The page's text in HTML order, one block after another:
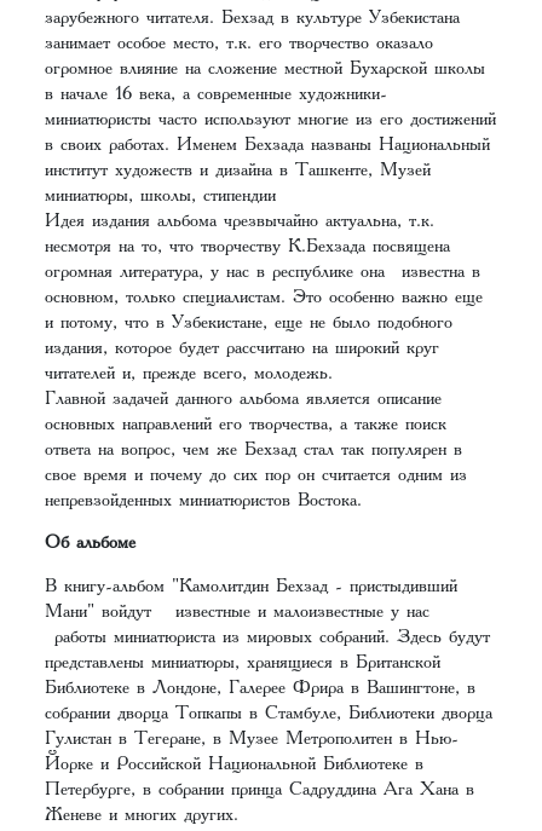
зарубежного читателя. Бехзад в культуре Узбекистана
занимает особое место, т.к. его творчество оказало
огромное влияние на сложение местной Бухарской школы
в начале 16 века, а современные художники-
миниатюристы часто используют многие из его достижений
в своих работах. Именем Бехзада названы Национальный
институт художеств и дизайна в Ташкенте, Музей
миниатюры, школы, стипендии
Идея издания альбома чрезвычайно актуальна, т.к.
несмотря на то, что творчеству К.Бехзада посвящена
огромная литература, у нас в республике она известна в
основном, только специалистам. Это особенно важно еще
и потому, что в Узбекистане, еще не было подобного
издания, которое будет рассчитано на широкий круг
читателей и, прежде всего, молодежь.
Главной задачей данного альбома является описание
основных направлений его творчества, а также поиск
ответа на вопрос, чем же Бехзад стал так популярен в
свое время и почему до сих пор он считается одним из
непревзойденных миниатюристов Востока.
Об альбоме
В книгу-альбом "Камолитдин Бехзад - пристыдивший
Мани" войдут известные и малоизвестные у нас
работы миниатюриста из мировых собраний. Здесь будут
представлены миниатюры, хранящиеся в Британской
Библиотеке в Лондоне, Галерее Фрира в Вашингтоне, в
собрании дворца Топкапы в Стамбуле, Библиотеки дворца
Гулистан в Тегеране, в Музее Метрополитен в Нью-
Йорке и Российской Национальной Библиотеке в
Петербурге, в собрании принца Садруддина Ага Хана в
Женеве и многих других.